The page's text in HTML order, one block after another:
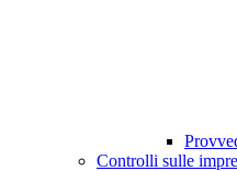
Controlli sulle